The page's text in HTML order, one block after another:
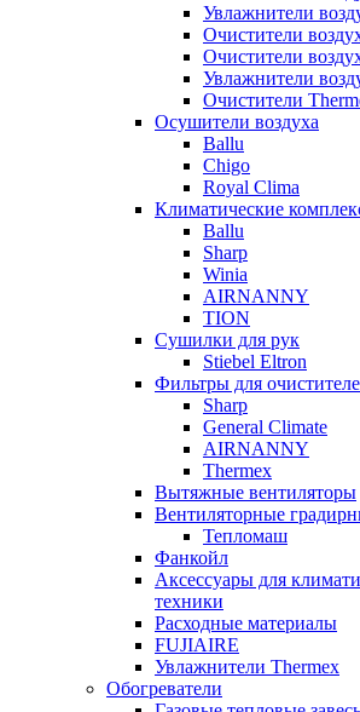
Увлажнители
Очистители
Очистители
Увлажнители
Очистители
Осушители воздуха
Ballu
Chigo
Royal Clima
Климатические
Ballu
Sharp
Winia
AIRNANNY
TION
Сушилки для рук
Stiebel Eltron
Фильтры для
Sharp
General Climate
AIRNANNY
Thermex
Вытяжные вентиляторы
Вентиляторные
Тепломаш
Фанкойл
Аксессуары для
техники
Расходные материалы
FUJIAIRE
Увлажнители Thermex
Обогреватели